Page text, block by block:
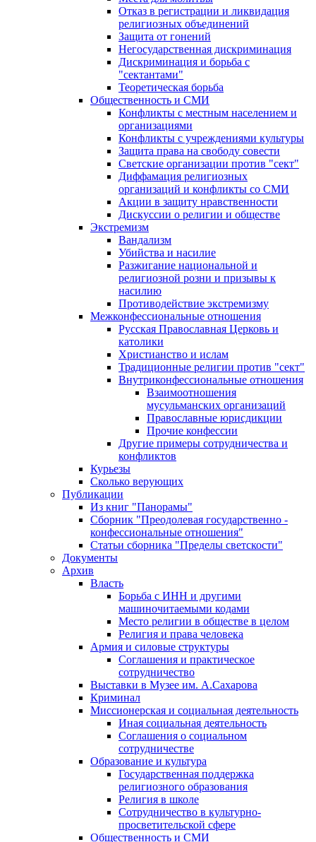
Отказ в регистрации и ликвидация
религиозных объединений
Защита от гонений
Негосударственная дискриминация
Дискриминация и борьба с
"сектантами"
Теоретическая борьба
Общественность и СМИ
Конфликты с местным населением и
организациями
Конфликты с учреждениями культуры
Защита права на свободу совести
Светские организации против "сект"
Диффамация религиозных
организаций и конфликты со СМИ
Акции в защиту нравственности
Дискуссии о религии и обществе
Экстремизм
Вандализм
Убийства и насилие
Разжигание национальной и
религиозной розни и призывы к
насилию
Противодействие экстремизму
Межконфессиональные отношения
Русская Православная Церковь и
католики
Христианство и ислам
Традиционные религии против "сект"
Внутриконфессиональные отношения
Взаимоотношения
мусульманских организаций
Православные юрисдикции
Прочие конфессии
Другие примеры сотрудничества и
конфликтов
Курьезы
Сколько верующих
Публикации
Из книг "Панорамы"
Сборник "Преодолевая государственно -
конфессиональные отношения"
Статьи сборника "Пределы светскости"
Документы
Архив
Власть
Борьба с ИНН и другими
машиночитаемыми кодами
Место религии в обществе в целом
Религия и права человека
Армия и силовые структуры
Соглашения и практическое
сотрудничество
Выставки в Музее им. А.Сахарова
Криминал
Миссионерская и социальная деятельность
Иная социальная деятельность
Соглашения о социальном
сотрудничестве
Образование и культура
Государственная поддержка
религиозного образования
Религия в школе
Сотрудничество в культурно-
просветительской сфере
Общественность и СМИ